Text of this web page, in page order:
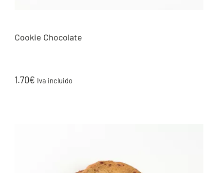
Cookie Chocolate
1.70€ Iva incluido